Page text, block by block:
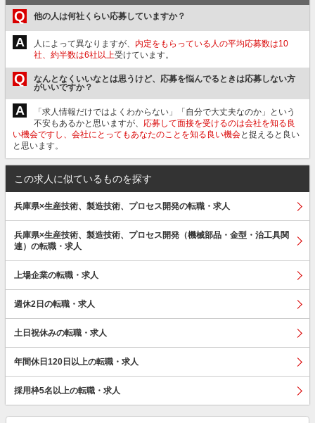
Q 他の人は何社くらい応募していますか？
A 人によって異なりますが、 内定をもらっている人の平均応募数は10
社、約半数は6社以上受けています。
Q
なんとなくいいなとは思うけど、応募を悩んでるときは応募しない方
がいいですか？
A
「求人情報だけではよくわからない」「自分で大丈夫なのか」という
不安もあるかと思いますが、 応募して面接を受けるのは会社を知る良
い機会ですし、会社にとってもあなたのことを知る良い機会と捉えると良い
と思います。
この求人に似ているものを探す
兵庫県×生産技術、製造技術、プロセス開発の転職・求人
兵庫県×生産技術、製造技術、プロセス開発（機械部品・金型・治工具関
連）の転職・求人
上場企業の転職・求人
週休2日の転職・求人
土日祝休みの転職・求人
年間休日120日以上の転職・求人
採用枠5名以上の転職・求人